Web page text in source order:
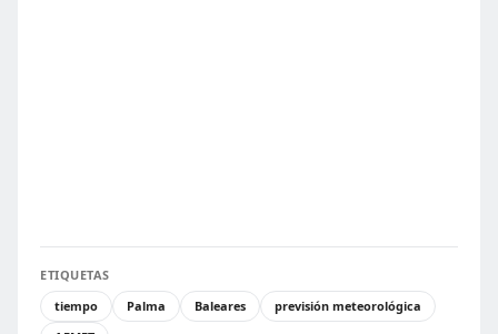
ETIQUETAS
tiempo
Palma Baleares
previsión meteorológica